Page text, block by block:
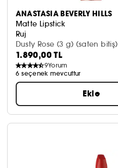
ANASTASIA BEVERLY HILLS
Matte Lipstick
Ruj
Dusty Rose (3 g) (saten bitiş)
1.890,00 TL
9Yorum
6 seçenek mevcuttur
Ekle